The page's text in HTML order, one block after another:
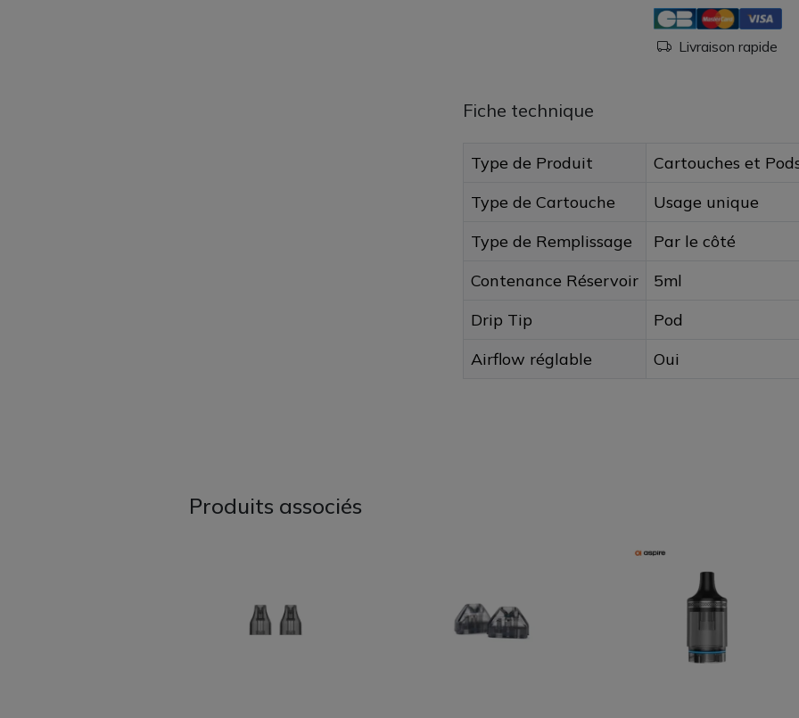
Livraison rapide
Fiche technique
Type de Produit
Cartouches et
Type de Cartouche
Usage unique
Type de Remplissage
Par le côté
Contenance Réservoir
5ml
Drip Tip
Pod
Airflow réglable
Oui
Produits associés